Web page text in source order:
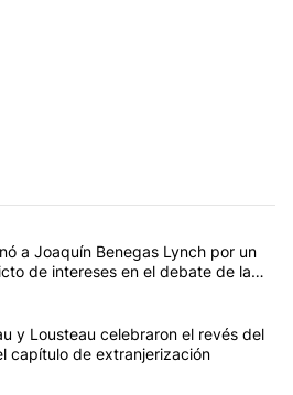
con más comentarios en los
el título "Di Tullio impugnó a
a Joaquín Benegas Lynch por un
de intereses en el debate de la
el título "Grabois, Moreau y
y Lousteau celebraron el revés del
capítulo de extranjerización